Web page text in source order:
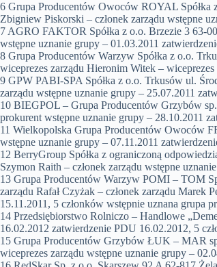
6 Grupa Producentów Owoców ROYAL Spółka
Zbigniew Piskorski – członek zarządu wstępne
7 AGRO FAKTOR Spółka z o.o. Brzezie 3 63-
wstępne uznanie grupy – 01.03.2011
8 Grupa Producentów Warzyw Spółka z o.o.
wiceprezes zarządu Hieronim Witek –
9 GPW PABI-SPA Spółka z o.o. Trkusów ul.
zarządu wstępne uznanie grupy – 25.07.2011
10 BIEGPOL – Grupa Producentów Grzybów
prokurent wstępne uznanie grupy – 28.10.2011
11 Wielkopolska Grupa Producentów Owoców
wstępne uznanie grupy – 07.11.2011
12 BerryGroup Spółka z ograniczoną
Szymon Raith – członek zarządu wstępne
13 Grupa Producentów Warzyw POMI – TOM
zarządu Rafał Czyżak – członek zarządu Marek
15.11.2011, 5 członków wstępnie uznana grupa
14 Przedsiębiorstwo Rolniczo – Handlowe
16.02.2012 zatwierdzenie PDU 16.02.2012, 5
15 Grupa Producentów Grzybów ŁUK – MAR
wiceprezes zarządu wstępne uznanie grupy –